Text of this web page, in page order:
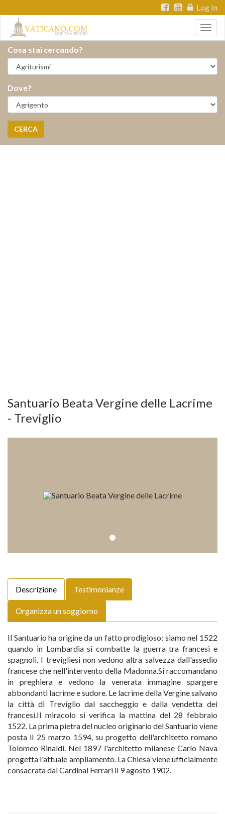
Log In
Cosa stai cercando?
Dove?
CERCA
Santuario Beata Vergine delle Lacrime
- Treviglio
Descrizione Testimonianze
Organizza un soggiorno
Il Santuario ha origine da un fatto prodigioso: siamo nel 1522
quando in Lombardia si combatte la guerra tra francesi e
spagnoli. I trevigliesi non vedono altra salvezza dall'assedio
francese che nell'intervento della Madonna.Si raccomandano
in preghiera e vedono la venerata immagine spargere
abbondanti lacrime e sudore. Le lacrime della Vergine salvano
la città di Treviglio dal saccheggio e dalla vendetta dei
francesi.Il miracolo si verifica la mattina del 28 febbraio
1522. La prima pietra del nucleo originario del Santuario viene
posta il 25 marzo 1594, su progetto dell'architetto romano
Tolomeo Rinaldi. Nel 1897 l'architetto milanese Carlo Nava
progetta l'attuale ampliamento. La Chiesa viene ufficialmente
consacrata dal Cardinal Ferrari il 9 agosto 1902.